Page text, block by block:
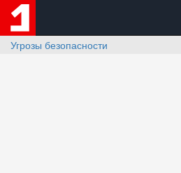
Угрозы безопасности